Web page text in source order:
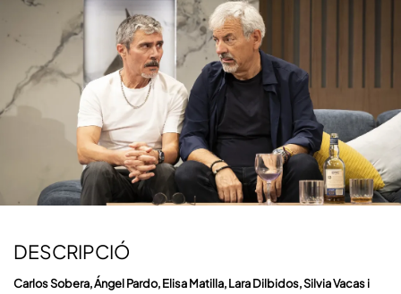
DESCRIPCIÓ
Carlos Sobera, Ángel Pardo, Elisa Matilla, Lara Dilbidos, Silvia Vacas i